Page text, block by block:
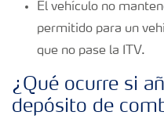
El vehículo no
permitido para un
que no pase la ITV.
¿Qué ocurre si
depósito de